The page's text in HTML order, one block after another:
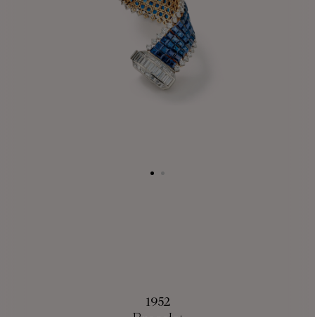
1952